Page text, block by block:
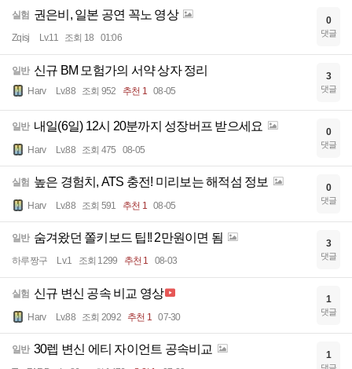
실험 권은비, 일본 공연 꼭노 영상
Zqisj Lv.11 조회 18 01:06
0
댓글
일반 신규 BM 모험가의 서약 상자 정리
Harv Lv.88 조회 952 추천 1 08-05
3
댓글
일반 내일(6일) 12시 20분까지 성장버프 받으세요
Harv Lv.88 조회 475 08-05
0
댓글
실험 높은 경험치, ATS 충전! 미리보는 해적섬 정보
Harv Lv.88 조회 591 추천 1 08-05
0
댓글
일반 숨겨왔던 쫄키보드 팁!! 2만원이면 됨
하루짱구 Lv.1 조회 1299 추천 1 08-03
3
댓글
실험 신규 변신 공속 비교 영상
Harv Lv.88 조회 2092 추천 1 07-30
1
댓글
일반 30렙 변신 에티 자이언트 공속비교 1